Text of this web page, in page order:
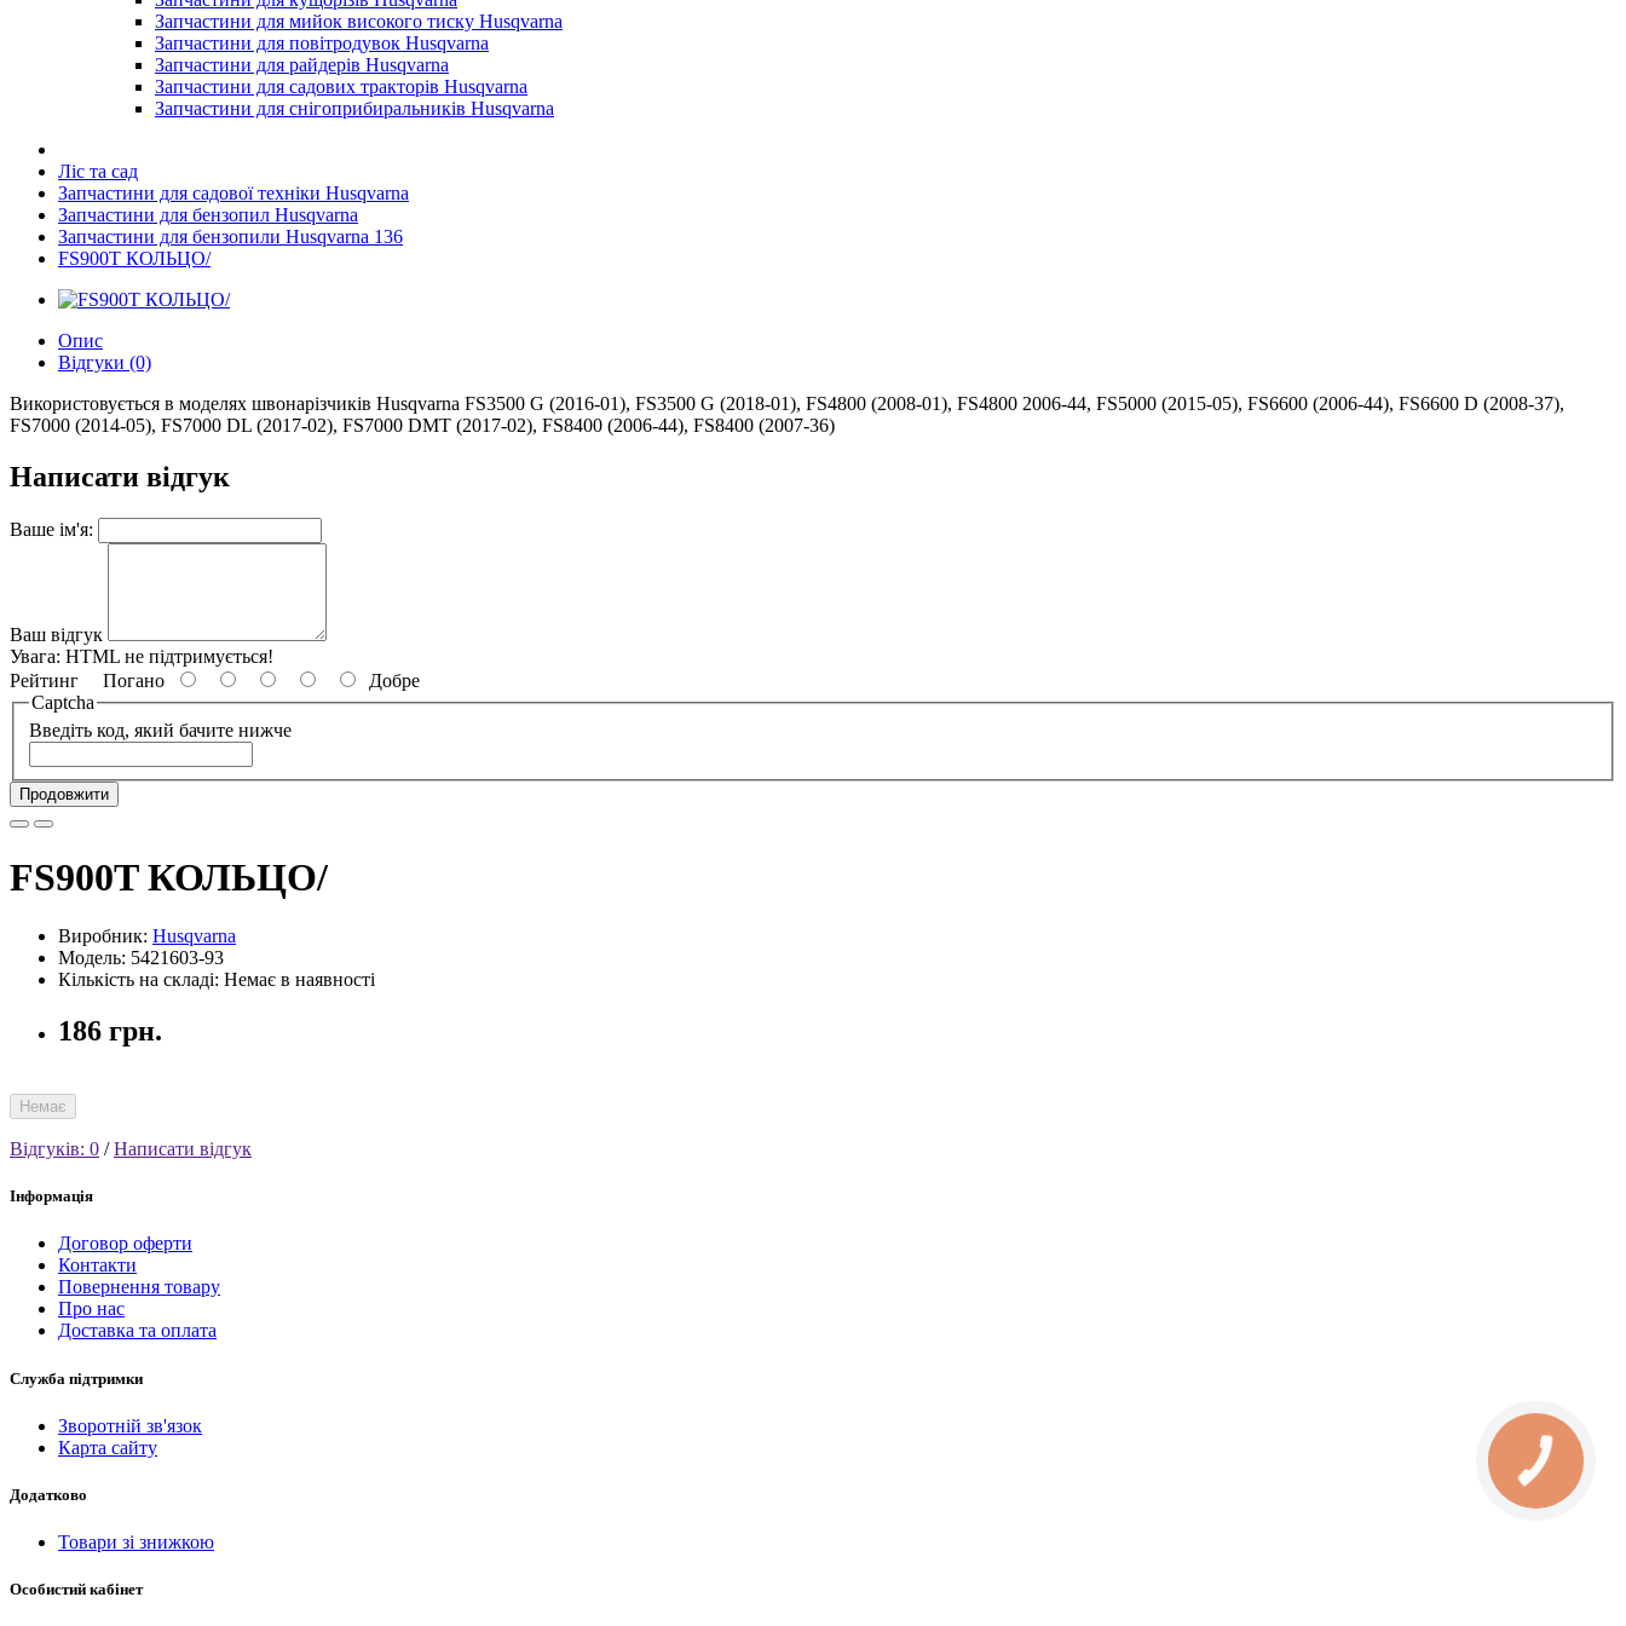
Запчастини для мийок високого тиску Husqvarna
Запчастини для повітродувок Husqvarna
Запчастини для райдерів Husqvarna
Запчастини для садових тракторів Husqvarna
Запчастини для снігоприбиральників Husqvarna
Ліс та сад
Запчастини для садової техніки Husqvarna
Запчастини для бензопил Husqvarna
Запчастини для бензопили Husqvarna 136
FS900T КОЛЬЦО/
Опис
Відгуки (0)
Використовується в моделях швонарізчиків Husqvarna FS3500 G (2016-01), FS3500 G (2018-01), FS4800 (2008-01), FS4800 2006-44, FS5000 (2015-05), FS6600 (2006-44), FS6600 D (2008-37),
FS7000 (2014-05), FS7000 DL (2017-02), FS7000 DMT (2017-02), FS8400 (2006-44), FS8400 (2007-36)
Написати відгук
Ваше ім'я:
Ваш відгук
Увага: HTML не підтримується!
Рейтинг Погано
Добре
Captcha
Введіть код, який бачите нижче
Продовжити
FS900T КОЛЬЦО/
Виробник: Husqvarna
Модель: 5421603-93
Кількість на складі: Немає в наявності
186 грн.
Немає
Відгуків: 0 /Написати відгук
Інформація
Договор оферти
Контакти
Повернення товару
Про нас
Доставка та оплата
Служба підтримки
Зворотній зв'язок
Карта сайту
Додатково
Товари зі знижкою
Особистий кабінет